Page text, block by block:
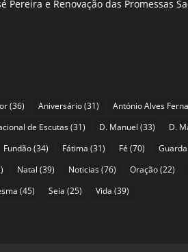
Pereira e Renovação das Promessas
(36) Aniversário(31) António Alves
de Escutas(31) D. Manuel (33) D.
Fundão(34) Fátima (31) Fé (70) Guarda
Natal (39) Noticias(76) Oração(22)
(45) Seia (25) Vida (39)